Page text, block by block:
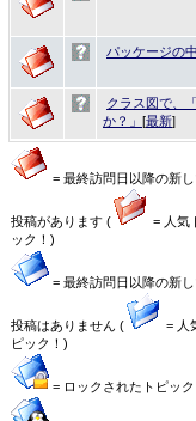
パッケージの
クラス図で、
か？」 [最新]
= 最終訪問日以降の新
投稿があります (
= 人気
ック！)
= 最終訪問日以降の新
投稿はありません (
= 人
ピック！)
= ロックされたトピック